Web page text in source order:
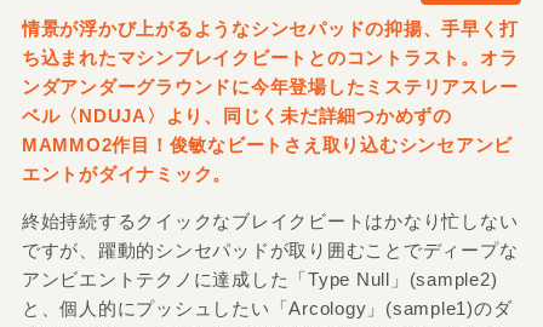
情景が浮かび上がるようなシンセパッドの抑揚、手早く打
ち込まれたマシンブレイクビートとのコントラスト。オラ
ンダアンダーグラウンドに今年登場したミステリアスレー
ベル〈NDUJA〉より、同じく未だ詳細つかめずの
MAMMO2作目！俊敏なビートさえ取り込むシンセアンビ
エントがダイナミック。
終始持続するクイックなブレイクビートはかなり忙しない
ですが、躍動的シンセパッドが取り囲むことでディープな
アンビエントテクノに達成した「Type Null」(sample2)
と、個人的にプッシュしたい「Arcology」(sample1)のダ